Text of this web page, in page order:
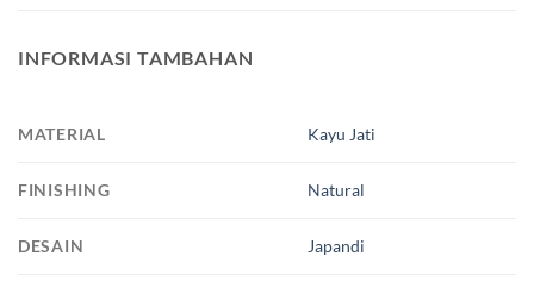
INFORMASI TAMBAHAN
MATERIAL Kayu Jati
FINISHING Natural
DESAIN Japandi